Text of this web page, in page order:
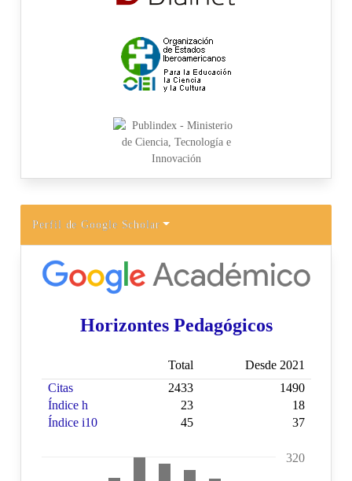
Perfil de Google Scholar